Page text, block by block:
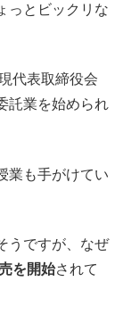
っとビックリな
代表取締役会
託業を始められ
業も手がけてい
うですが、なぜ
を開始されて